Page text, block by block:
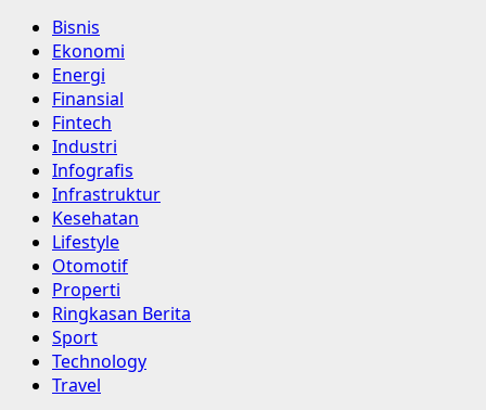
Bisnis
Ekonomi
Energi
Finansial
Fintech
Industri
Infografis
Infrastruktur
Kesehatan
Lifestyle
Otomotif
Properti
Ringkasan Berita
Sport
Technology
Travel